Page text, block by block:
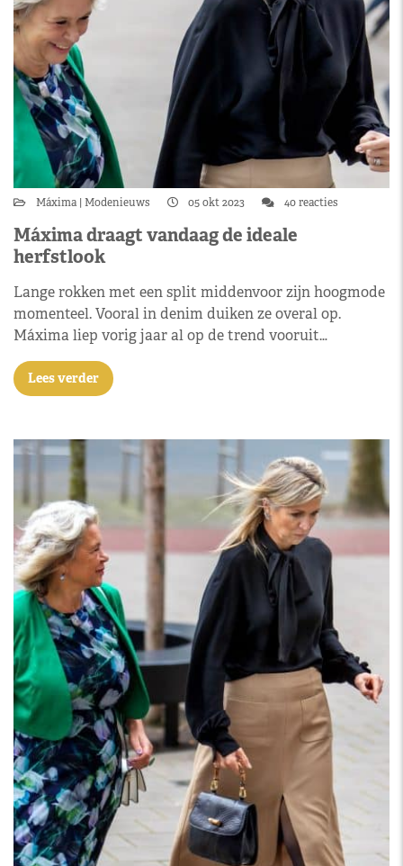
Máxima Modenieuws 05 okt 2023 40 reacties
Máxima draagt vandaag de ideale
herfstlook
Lange rokken met een split middenvoor zijn hoogmode
momenteel. Vooral in denim duiken ze overal op.
Máxima liep vorig jaar al op de trend vooruit…
Lees verder